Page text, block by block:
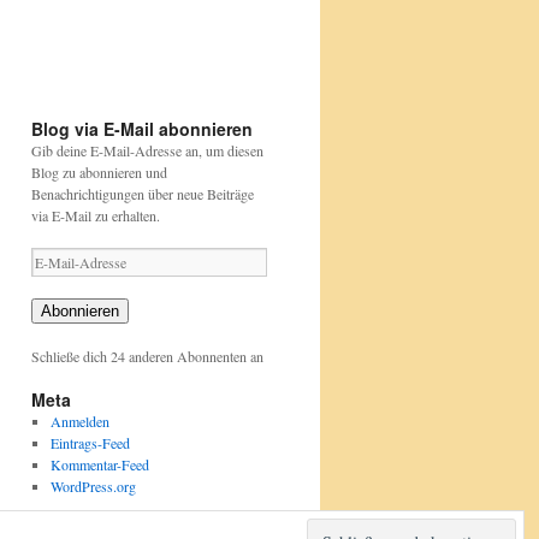
gartenvoegel/index.html gartenvoegel/
Blog via E-Mail abonnieren
Gib deine E-Mail-Adresse an, um diesen
Blog zu abonnieren und
Benachrichtigungen über neue Beiträge
via E-Mail zu erhalten.
E-
Mail-
Adresse
Abonnieren
Schließe dich 24 anderen Abonnenten an
Meta
Anmelden
Eintrags-Feed
Kommentar-Feed
WordPress.org